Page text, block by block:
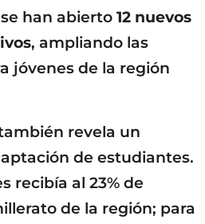
han abierto 12 nuevos
, ampliando las
jóvenes de la región
revela un
de estudiantes.
recibía al 23% de
de la región; para